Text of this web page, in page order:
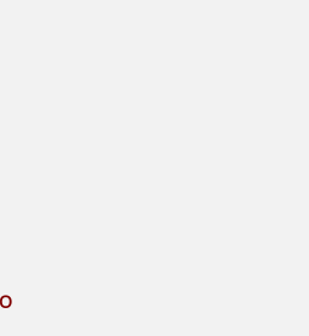
Dinge Stempel Typo
€